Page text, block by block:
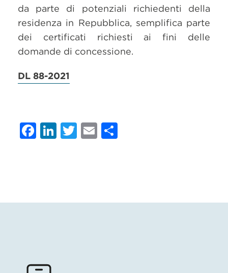
da parte di potenziali richiedenti della
residenza in Repubblica, semplifica parte
dei certificati richiesti ai fini delle
domande di concessione.
DL 88-2021
Facebook
LinkedIn
Twitter
Email